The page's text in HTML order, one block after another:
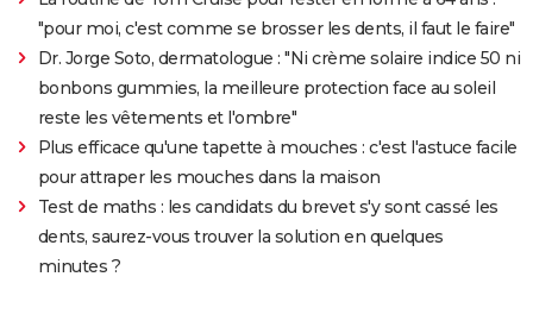
Rocky
La chambre d'à côté : faut-il voir le dernier Pedro
Almodóvar ? Ce qu'en disent les critiques presse
The Whale
Le Comte de Monte-Cristo : le film avec Pierre Niney
est-il inspiré d'une histoire vraie ?
Juré n°2 : s'agit-il (véritablement) du dernier film de
Clint Eastwood ?
"pour moi, c'est comme se brosser les dents, il faut le faire"
Dr. Jorge Soto, dermatologue : "Ni crème solaire indice 50 ni
bonbons gummies, la meilleure protection face au soleil
reste les vêtements et l'ombre"
Plus efficace qu'une tapette à mouches : c'est l'astuce facile
pour attraper les mouches dans la maison
Test de maths : les candidats du brevet s'y sont cassé les
dents, saurez-vous trouver la solution en quelques
minutes ?